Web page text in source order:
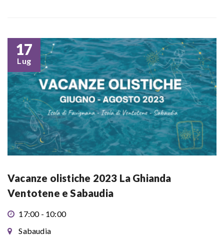
17
Lug
Vacanze olistiche 2023 La Ghianda
Ventotene e Sabaudia
17:00 - 10:00
Sabaudia